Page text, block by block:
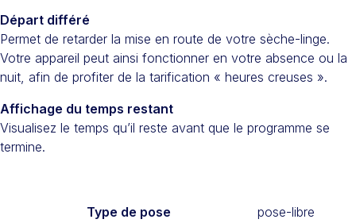
Départ différé
Permet de retarder la mise en route de votre sèche-linge.
Votre appareil peut ainsi fonctionner en votre absence ou la
nuit, afin de profiter de la tarification « heures creuses ».
Affichage du temps restant
Visualisez le temps qu’il reste avant que le programme se
termine.
Type de pose
pose-libre